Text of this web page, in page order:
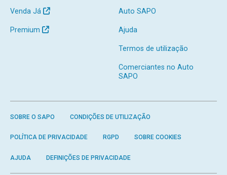
Venda Já
Premium
Auto SAPO
Ajuda
Termos de utilização
Comerciantes no Auto
SAPO
SOBRE O SAPO CONDIÇÕES DE UTILIZAÇÃO
POLÍTICA DE PRIVACIDADE RGPD SOBRE COOKIES
AJUDA DEFINIÇÕES DE PRIVACIDADE